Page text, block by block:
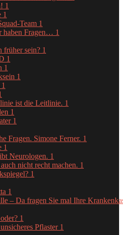
1
1
Team 1
haben Fragen… 1
früher sein? 1
1
1
1
1
ist die Leitlinie. 1
1
1
Fragen. Simone Ferner. 1
1
Neurologen. 1
nicht recht machen. 1
1
1
– Da fragen Sie mal Ihre
1
Pflaster 1